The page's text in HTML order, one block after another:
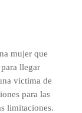
mujer que
llegar
victima de
para las
limitaciones.